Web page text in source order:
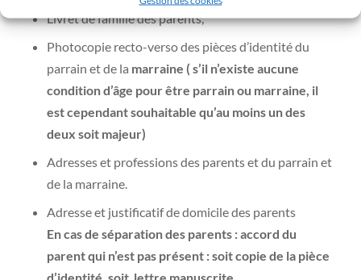
Livret de famille des parents,
Photocopie recto-verso des pièces d’identité du
parrain et de la marraine ( s’il n’existe aucune
condition d’âge pour être parrain ou marraine, il
est cependant souhaitable qu’au moins un des
deux soit majeur)
Adresses et professions des parents et du parrain et
de la marraine.
Adresse et justificatif de domicile des parents
En cas de séparation des parents : accord du
parent qui n’est pas présent : soit copie de la pièce